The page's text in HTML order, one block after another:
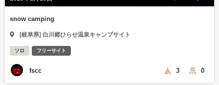
snow camping
[岐阜県] 白川郷ひらせ温泉キャンプサイト
ソロ フリーサイト
fscc 3 0